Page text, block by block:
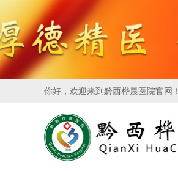
你好，欢迎来到黔西桦晨医院官网！